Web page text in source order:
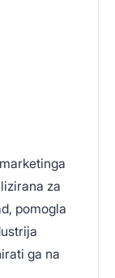
za
pomogla
ga na